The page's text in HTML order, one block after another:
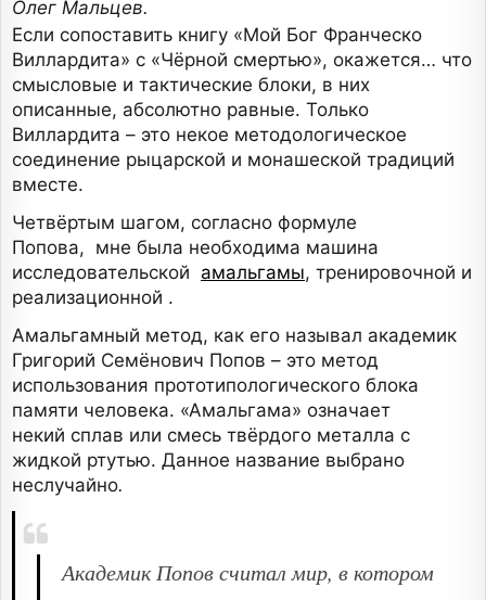
Олег Мальцев.
Если сопоставить книгу «Мой Бог Франческо
Виллардита» с «Чёрной смертью», окажется… что
смысловые и тактические блоки, в них
описанные, абсолютно равные. Только
Виллардита – это некое методологическое
соединение рыцарской и монашеской традиций
вместе.
Четвёртым шагом, согласно формуле
Попова, мне была необходима машина
исследовательской амальгамы, тренировочной и
реализационной .
Амальгамный метод, как его называл академик
Григорий Семёнович Попов – это метод
использования прототипологического блока
памяти человека. «Амальгама» означает
некий сплав или смесь твёрдого металла с
жидкой ртутью. Данное название выбрано
неслучайно.
Академик Попов считал мир, в котором